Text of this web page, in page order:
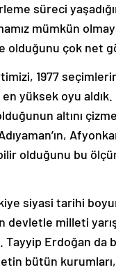
süreci
mümkün
olduğunu çok net
1977
yüksek oyu
altını
olduğunu bu
siyasi tarihi
devletle milleti
Tayyip Erdoğan
bütün